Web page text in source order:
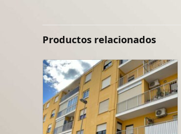
Productos relacionados